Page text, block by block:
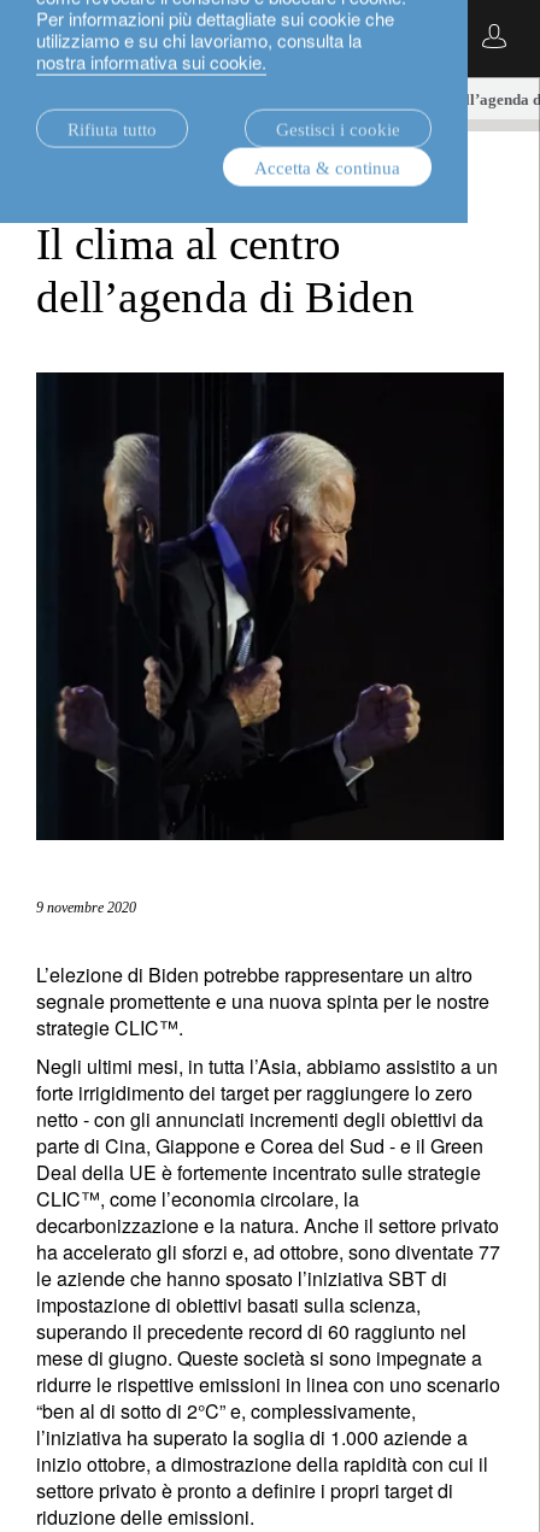
Per informazioni più dettagliate sui cookie che
utilizziamo e su chi lavoriamo, consulta la
nostra informativa sui cookie.
Rifiuta tutto
Gestisci i cookie
Accetta & continua
Italiano
Il clima al centro dell’agenda
Il clima al centro
dell’agenda di Biden
9 novembre 2020
L’elezione di Biden potrebbe rappresentare un altro
segnale promettente e una nuova spinta per le nostre
strategie CLIC™.
Negli ultimi mesi, in tutta l’Asia, abbiamo assistito a un
forte irrigidimento dei target per raggiungere lo zero
netto - con gli annunciati incrementi degli obiettivi da
parte di Cina, Giappone e Corea del Sud - e il Green
Deal della UE è fortemente incentrato sulle strategie
CLIC™, come l’economia circolare, la
decarbonizzazione e la natura. Anche il settore privato
ha accelerato gli sforzi e, ad ottobre, sono diventate 77
le aziende che hanno sposato l’iniziativa SBT di
impostazione di obiettivi basati sulla scienza,
superando il precedente record di 60 raggiunto nel
mese di giugno. Queste società si sono impegnate a
ridurre le rispettive emissioni in linea con uno scenario
“ben al di sotto di 2°C” e, complessivamente,
l’iniziativa ha superato la soglia di 1.000 aziende a
inizio ottobre, a dimostrazione della rapidità con cui il
settore privato è pronto a definire i propri target di
riduzione delle emissioni.